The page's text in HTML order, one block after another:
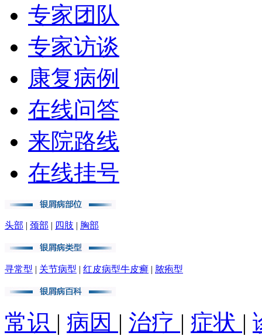
专家团队
专家访谈
康复病例
在线问答
来院路线
在线挂号
头部 | 颈部 | 四肢 | 胸部
寻常型 | 关节病型 | 红皮病型牛皮癣 | 脓疱型
常识 | 病因 | 治疗 | 症状 |